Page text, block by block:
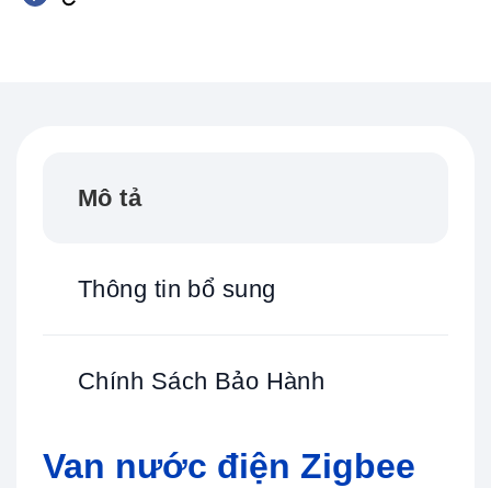
Mô tả
Thông tin bổ sung
Chính Sách Bảo Hành
Van nước điện Zigbee